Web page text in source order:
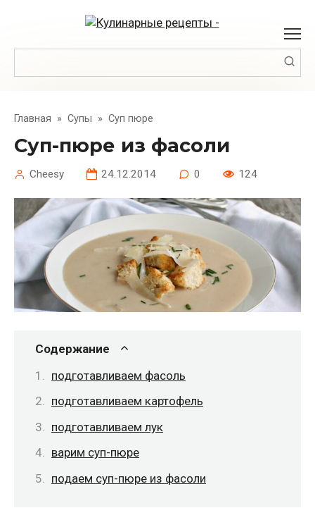
Главная » Супы » Суп пюре
Cуп-пюре из фасоли
Cheesy 24.12.2014 0 124
Содержание
подготавливаем фасоль
подготавливаем картофель
подготавливаем лук
варим суп-пюре
подаем суп-пюре из фасоли